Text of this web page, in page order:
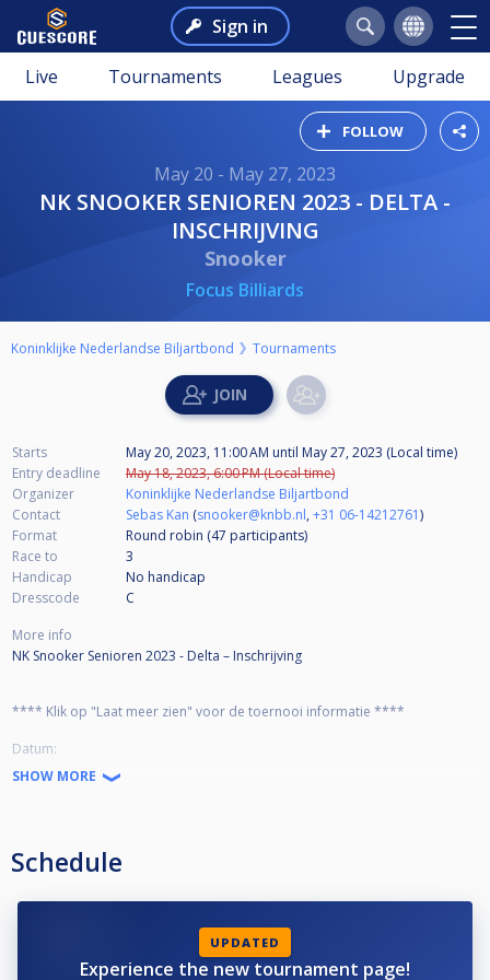
Sign in
Live Tournaments Leagues Upgrade
FOLLOW
May 20 - May 27, 2023
NK SNOOKER SENIOREN 2023 - DELTA -
INSCHRIJVING
Snooker
Focus Billiards
Koninklijke Nederlandse Biljartbond Tournaments
Starts May 20, 2023, 11:00 AM until May 27, 2023 (Local time)
Entry deadline
May 18, 2023, 6:00 PM (Local time)
Organizer
Koninklijke Nederlandse Biljartbond
Contact
Sebas Kan (snooker@knbb.nl,+31 06-14212761)
Format
Round robin (47 participants)
Race to
3
Handicap
No handicap
Dresscode
C
More info
NK Snooker Senioren 2023 - Delta – Inschrijving
**** Klik op "Laat meer zien" voor de toernooi informatie ****
Datum:
Zaterdag 20 mei (Voorrondes)
Zaterdag 27 mei (Eindtoernooi)
Inschrijfgeld: 20 euro (exclusief 1 euro administratiekosten Cuescore)
De format wordt bepaald op basis van het aantal inschrijvingen. Het aantal
inschrijvingen bepaalt of voorrondes nodig zijn en hoeveel plekken er
beschikbaar zijn op het hoofdtoernooi. Er zullen geen directe plaatsingen
SHOW MORE
Schedule
UPDATED
Experience the new tournament page!